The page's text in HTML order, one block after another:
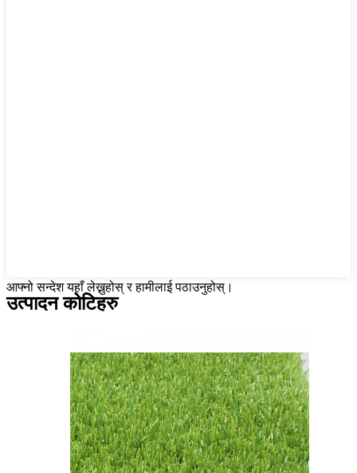
आफ्नो सन्देश यहाँ लेख्नुहोस् र हामीलाई पठाउनुहोस्।
उत्पादन कोटिहरु